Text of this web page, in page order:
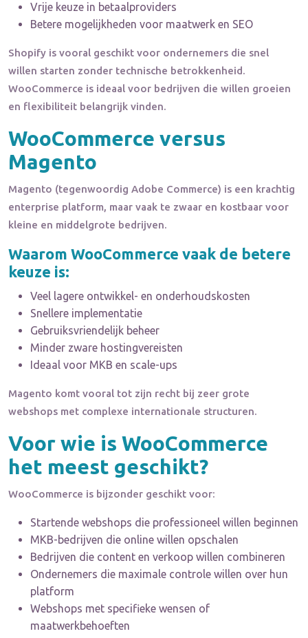
Vrije keuze in betaalproviders
Betere mogelijkheden voor maatwerk en SEO
Shopify is vooral geschikt voor ondernemers die snel
willen starten zonder technische betrokkenheid.
WooCommerce is ideaal voor bedrijven die willen groeien
en flexibiliteit belangrijk vinden.
WooCommerce versus
Magento
Magento (tegenwoordig Adobe Commerce) is een krachtig
enterprise platform, maar vaak te zwaar en kostbaar voor
kleine en middelgrote bedrijven.
Waarom WooCommerce vaak de betere
keuze is:
Veel lagere ontwikkel- en onderhoudskosten
Snellere implementatie
Gebruiksvriendelijk beheer
Minder zware hostingvereisten
Ideaal voor MKB en scale-ups
Magento komt vooral tot zijn recht bij zeer grote
webshops met complexe internationale structuren.
Voor wie is WooCommerce
het meest geschikt?
WooCommerce is bijzonder geschikt voor:
Startende webshops die professioneel willen beginnen
MKB-bedrijven die online willen opschalen
Bedrijven die content en verkoop willen combineren
Ondernemers die maximale controle willen over hun
platform
Webshops met specifieke wensen of
maatwerkbehoeften